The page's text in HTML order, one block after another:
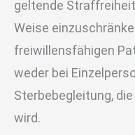
geltende
Weise
freiwillensfähigen
weder bei
Sterbebegleitung,
wird.